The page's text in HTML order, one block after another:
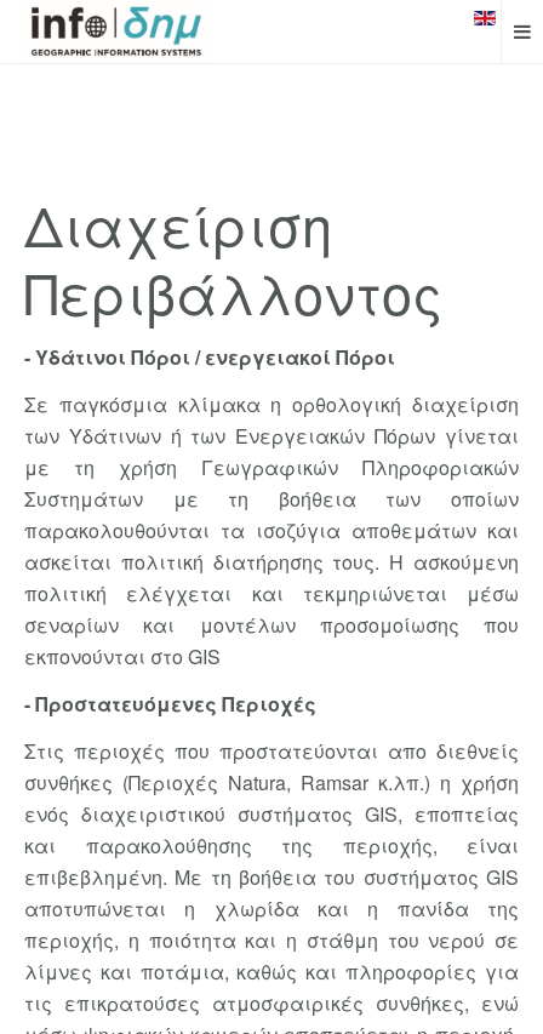
Διαχείριση
Περιβάλλοντος
- Υδάτινοι Πόροι / ενεργειακοί Πόροι
Σε παγκόσμια κλίμακα η ορθολογική διαχείριση
των Υδάτινων ή των Ενεργειακών Πόρων γίνεται
με τη χρήση Γεωγραφικών Πληροφοριακών
Συστημάτων με τη βοήθεια των οποίων
παρακολουθούνται τα ισοζύγια αποθεμάτων και
ασκείται πολιτική διατήρησης τους. Η ασκούμενη
πολιτική ελέγχεται και τεκμηριώνεται μέσω
σεναρίων και μοντέλων προσομοίωσης που
εκπονούνται στο GIS
- Προστατευόμενες Περιοχές
Στις περιοχές που προστατεύονται απο διεθνείς
συνθήκες (Περιοχές Natura, Ramsar κ.λπ.) η χρήση
ενός διαχειριστικού συστήματος GIS, εποπτείας
και παρακολούθησης της περιοχής, είναι
επιβεβλημένη. Με τη βοήθεια του συστήματος GIS
αποτυπώνεται η χλωρίδα και η πανίδα της
περιοχής, η ποιότητα και η στάθμη του νερού σε
λίμνες και ποτάμια, καθώς και πληροφορίες για
τις επικρατούσες ατμοσφαιρικές συνθήκες, ενώ